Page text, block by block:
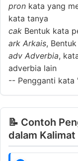
pron kata yang
kata tanya
cak Bentuk kata
ark Arkais,
adv Adverbia,
adverbia lain
-- Pengganti kata
📝 Contoh
dalam Kalimat